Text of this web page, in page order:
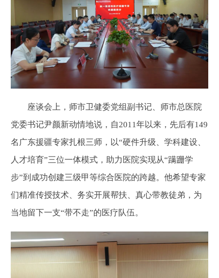
座谈会上，师市卫健委党组副书记、师市总医院
党委书记尹颜新动情地说，自2011年以来，先后有149
名广东援疆专家扎根三师，以“硬件升级、学科建设、
人才培育”三位一体模式，助力医院实现从“蹒跚学
步”到成功创建三级甲等综合医院的跨越。他希望专家
们精准传授技术、务实开展帮扶、真心带教徒弟，为
当地留下一支“带不走”的医疗队伍。